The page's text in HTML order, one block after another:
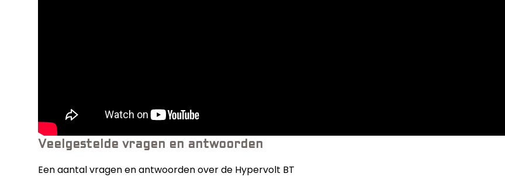
Veelgestelde vragen en antwoorden
Een aantal vragen en antwoorden over de Hypervolt BT